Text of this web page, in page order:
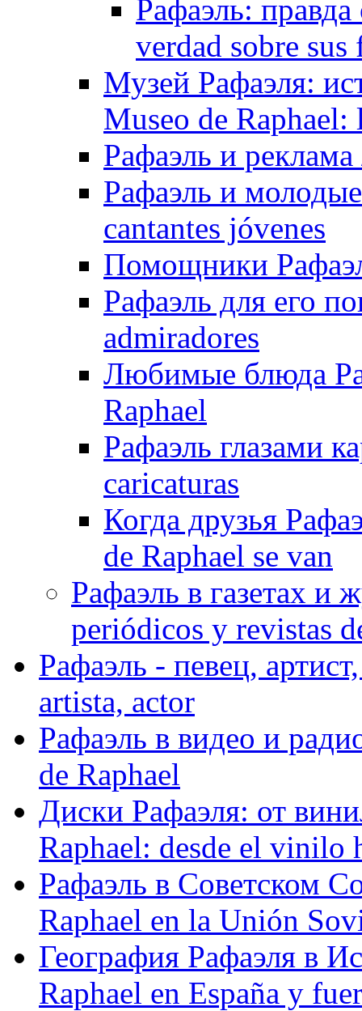
Рафаэль:
verdad sobre
Музей Рафаэля:
Museo de
Рафаэль и
Рафаэль и
cantantes jóvenes
Помощники
Рафаэль для его
admiradores
Любимые блюда
Raphael
Рафаэль глазами
caricaturas
Когда друзья
de Raphael se van
Рафаэль в газетах и
periódicos y revistas
Рафаэль - певец,
artista, actor
Рафаэль в видео и
de Raphael
Диски Рафаэля: от
Raphael: desde el vinilo
Рафаэль в Советском
Raphael en la Unión
География Рафаэля в
Raphael en España y